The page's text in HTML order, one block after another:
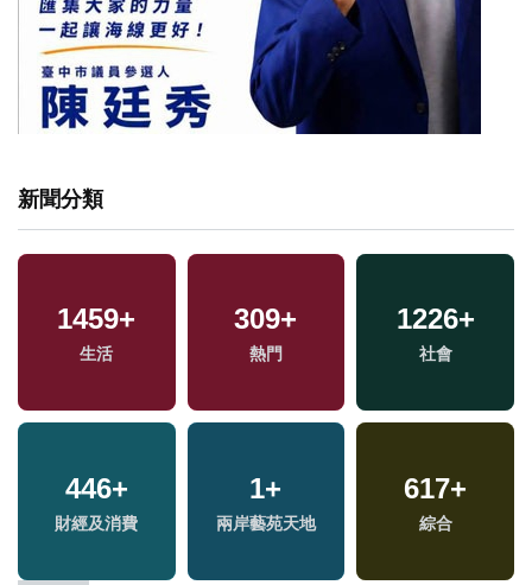
新聞分類
1459+
生活
309+
熱門
1226+
社會
446+
財經及消費
1+
兩岸藝苑天地
617+
綜合